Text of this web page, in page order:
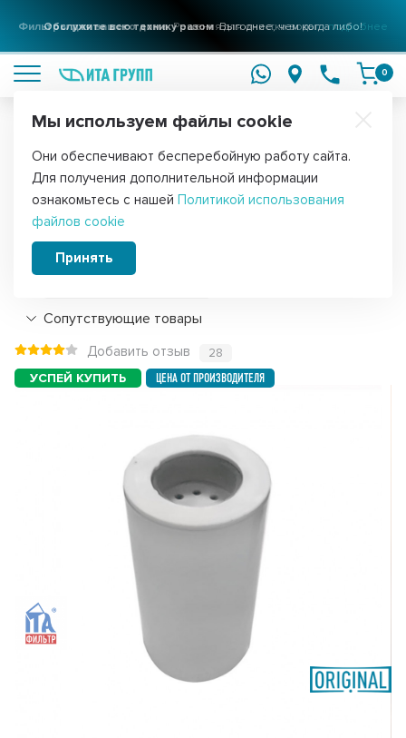
Фильтры для вашего домаРешения для очистки воды подробнее
0
Главная Фильтры для воды Фильтры-насадки
Картридж 5" к насадке на кран,
F30408
Подробнее
Сопутствующие товары
Добавить отзыв 28
Мы используем файлы cookie
Они обеспечивают бесперебойную работу сайта.
Для получения дополнительной информации
ознакомьтесь с нашей Политикой использования
файлов cookie
Принять